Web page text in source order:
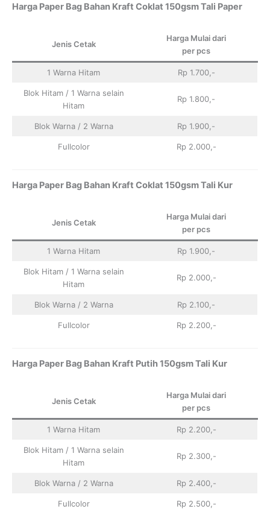
Harga Paper Bag Bahan Kraft Coklat 150gsm Tali Paper
Jenis Cetak
Harga Mulai dari
per pcs
1 Warna Hitam Rp 1.700,-
Blok Hitam / 1 Warna selain
Hitam
Rp 1.800,-
Blok Warna / 2 Warna Rp 1.900,-
Fullcolor Rp 2.000,-
Harga Paper Bag Bahan Kraft Coklat 150gsm Tali Kur
Jenis Cetak
Harga Mulai dari
per pcs
1 Warna Hitam Rp 1.900,-
Blok Hitam / 1 Warna selain
Hitam
Rp 2.000,-
Blok Warna / 2 Warna Rp 2.100,-
Fullcolor Rp 2.200,-
Harga Paper Bag Bahan Kraft Putih 150gsm Tali Kur
Jenis Cetak
Harga Mulai dari
per pcs
1 Warna Hitam Rp 2.200,-
Blok Hitam / 1 Warna selain
Hitam
Rp 2.300,-
Blok Warna / 2 Warna Rp 2.400,-
Fullcolor Rp 2.500,-